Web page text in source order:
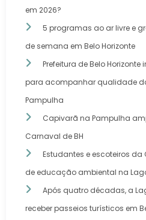
em 2026?
5 programas ao ar livre e
de semana em Belo Horizonte
Prefeitura de Belo
para acompanhar qualidade
Pampulha
Capivarã na Pampulha
Carnaval de BH
Estudantes e escoteiros
de educação ambiental na
Após quatro décadas, a
receber passeios turísticos em